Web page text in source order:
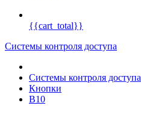
{{cart_total}}
Системы контроля доступа
Системы контроля доступа
Кнопки
B10